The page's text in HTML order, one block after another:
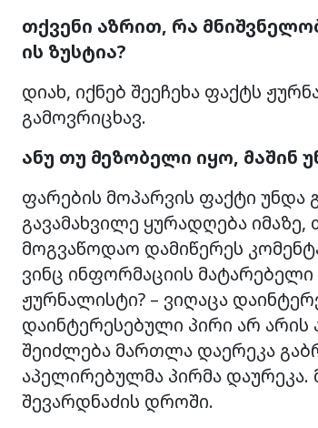
თქვენი აზრით, რა
ის ზუსტია?
დიახ, იქნებ შეეჩეხა ფაქტს
გამოვრიცხავ.
ანუ თუ მეზობელი იყო, მაშინ
ფარების მოპარვის ფაქტი უნდა
გავამახვილე ყურადღება
მოგვაწოდაო დამიწერეს
ვინც ინფორმაციის
ჟურნალისტი? – ვიღაცა
დაინტერესებული პირი არ არის
შეიძლება მართლა დაერეკა
აპელირებულმა პირმა
შევარდნაძის დროში.